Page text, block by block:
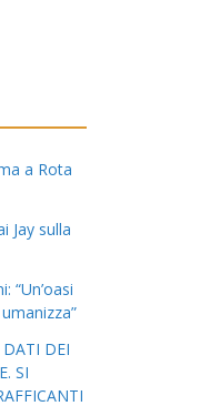
a Rota
Jay sulla
“Un’oasi
DEI
SI